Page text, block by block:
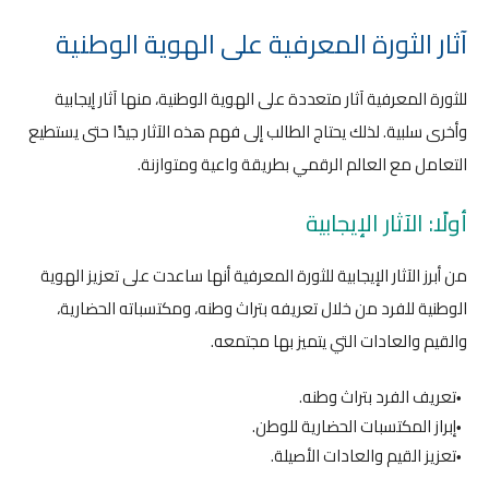
آثار الثورة المعرفية على الهوية الوطنية
للثورة المعرفية آثار متعددة على الهوية الوطنية، منها آثار إيجابية
وأخرى سلبية. لذلك يحتاج الطالب إلى فهم هذه الآثار جيدًا حتى يستطيع
التعامل مع العالم الرقمي بطريقة واعية ومتوازنة.
أولًا: الآثار الإيجابية
من أبرز الآثار الإيجابية للثورة المعرفية أنها ساعدت على تعزيز الهوية
الوطنية للفرد من خلال تعريفه بتراث وطنه، ومكتسباته الحضارية،
والقيم والعادات التي يتميز بها مجتمعه.
تعريف الفرد بتراث وطنه.
إبراز المكتسبات الحضارية للوطن.
تعزيز القيم والعادات الأصيلة.